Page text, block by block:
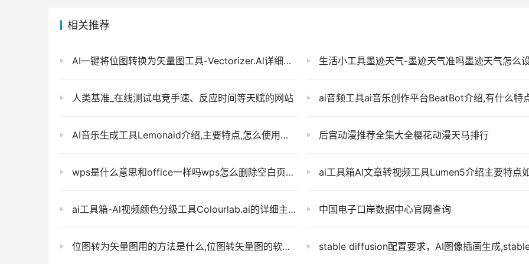
相关推荐
AI—键将位图转换为矢量图工具-Vectorizer.Al详细介绍主要特点及官网地址 生活小工具墨迹天气-墨迹天气准吗墨迹天气怎么设置到桌面显
人类基准_在线测试电竞手速、反应时间等天赋的网站 ai音频工具ai音乐创作平台BeatBot介绍,有什么特点,怎么使用及官网
AI音乐生成工具Lemonaid介绍,主要特点,怎么使用以及官网地址 后宫动漫推荐全集大全樱花动漫天马排行
wps是什么意思和office一样吗wps怎么删除空白页面怎么删除不了wps官网 ai工具箱Al文章转视频工具Lumen5介绍主要特点如何使用及官网地
ai工具箱-Al视频颜色分级工具Colourlab.ai的详细主要特点如何使用及官网 中国电子口岸数据中心官网查询
位图转为矢量图用的方法是什么,位图转矢量图的软件推荐 stable diffusion配置要求，AI图像插画生成,stable diffusion官